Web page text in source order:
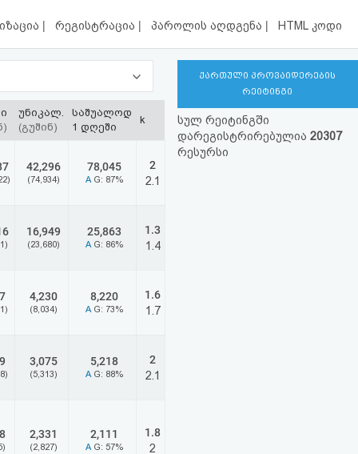
| რეგისტრაცია | პაროლის აღდგენა | HTML კოდი
უნიკალ.
(გუშინ)
საშუალოდ
1 დღეში
k
42,296
(74,934)
78,045
A G: 87%
2
2.1
16,949
(23,680)
25,863
A G: 86%
1.3
1.4
4,230
(8,034)
8,220
A G: 73%
1.6
1.7
3,075
(5,313)
5,218
A G: 88%
2
2.1
2,331
(2,827)
2,111
A G: 57%
1.8
2
ქართული პროვაიდერების
რეიტინგი
სულ რეიტინგში
დარეგისტრირებულია 20307
რესურსი